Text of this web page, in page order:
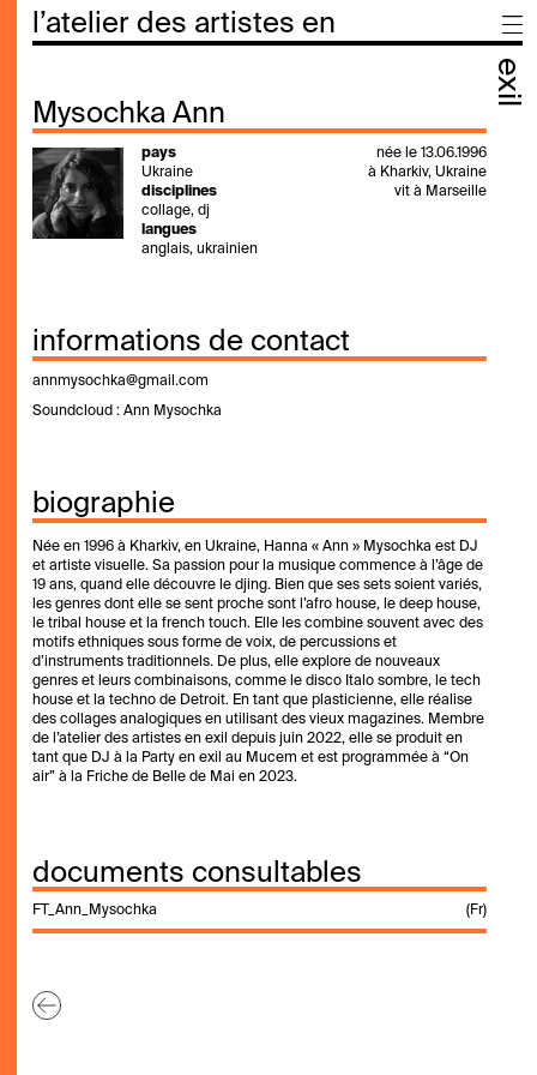
l’atelier des artistes en
exil
Mysochka Ann
pays
Ukraine
disciplines
collage, dj
langues
anglais, ukrainien
née le 13.06.1996
à Kharkiv, Ukraine
vit à Marseille
informations de contact
annmysochka@gmail.com
Soundcloud : Ann Mysochka
biographie
Née en 1996 à Kharkiv, en Ukraine, Hanna « Ann » Mysochka est DJ
et artiste visuelle. Sa passion pour la musique commence à l’âge de
19 ans, quand elle découvre le djing. Bien que ses sets soient variés,
les genres dont elle se sent proche sont l’afro house, le deep house,
le tribal house et la french touch. Elle les combine souvent avec des
motifs ethniques sous forme de voix, de percussions et
d’instruments traditionnels. De plus, elle explore de nouveaux
genres et leurs combinaisons, comme le disco Italo sombre, le tech
house et la techno de Detroit. En tant que plasticienne, elle réalise
des collages analogiques en utilisant des vieux magazines. Membre
de l’atelier des artistes en exil depuis juin 2022, elle se produit en
tant que DJ à la Party en exil au Mucem et est programmée à “On
air” à la Friche de Belle de Mai en 2023.
documents consultables
FT_Ann_Mysochka (Fr)